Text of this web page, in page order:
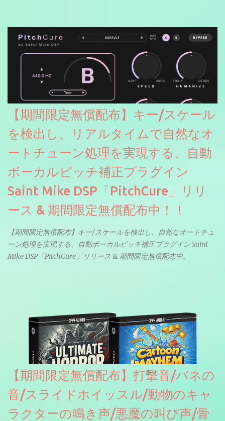
【期間限定無償配布】キー/スケール
を検出し、リアルタイムで自然なオ
ートチューン処理を実現する、自動
ボーカルピッチ補正プラグイン
Saint Mike DSP「PitchCure」リリ
ース & 期間限定無償配布中！！
【期間限定無償配布】キー/スケールを検出し、自然なオートチュ
ーン処理を実現する、自動ボーカルピッチ補正プラグイン Saint
Mike DSP「PitchCure」リリース & 期間限定無償配布中。
【期間限定無償配布】打撃音/バネの
音/スライドホイッスル/動物のキャ
ラクターの鳴き声/悪魔の叫び声/骨